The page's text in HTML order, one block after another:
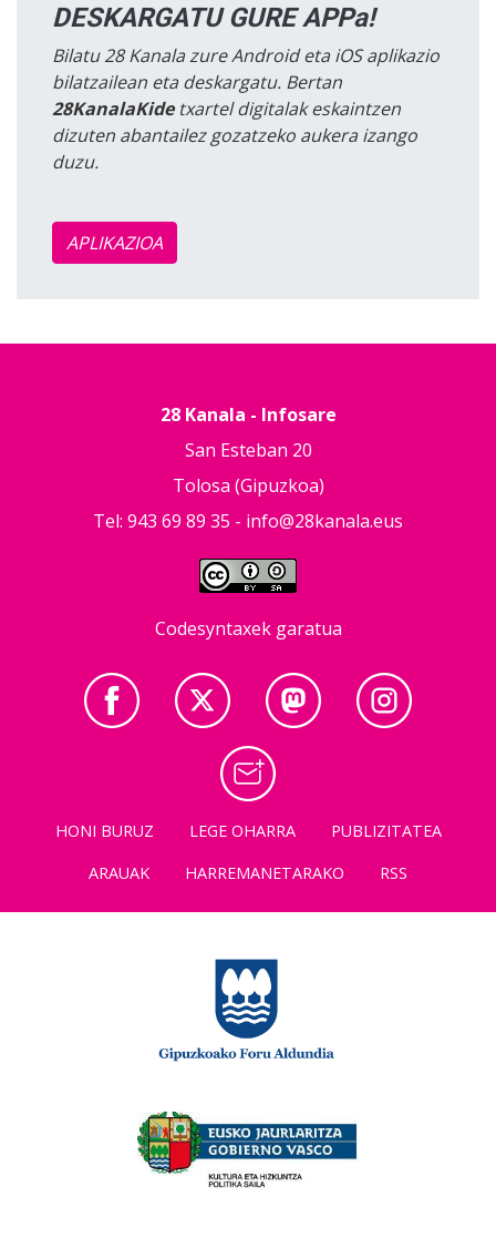
DESKARGATU GURE APPa!
Bilatu 28 Kanala zure Android eta iOS aplikazio
bilatzailean eta deskargatu. Bertan
28KanalaKidetxartel digitalak eskaintzen
dizuten abantailez gozatzeko aukera izango
duzu.
APLIKAZIOA
28 Kanala - Infosare
San Esteban 20
Tolosa (Gipuzkoa)
Tel: 943 69 89 35 - info@28kanala.eus
Codesyntaxek garatua
HONI BURUZ LEGE OHARRA
PUBLIZITATEA
ARAUAK
HARREMANETARAKO RSS